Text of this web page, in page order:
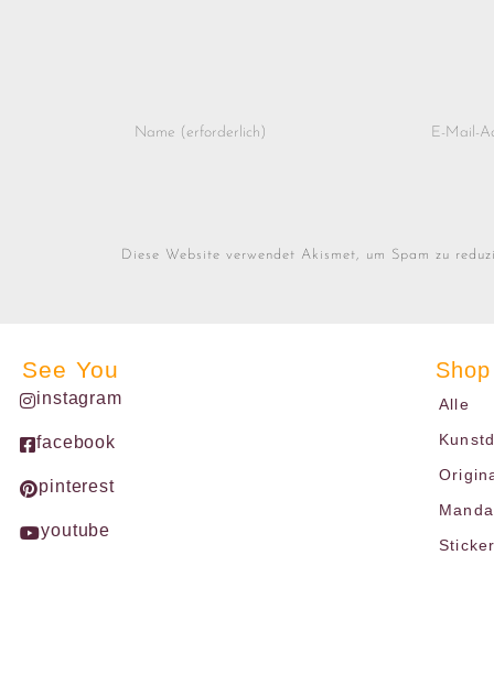
Diese Website verwendet Akismet, um Spam zu
See You
instagram
facebook
pinterest
youtube
Shop
Alle